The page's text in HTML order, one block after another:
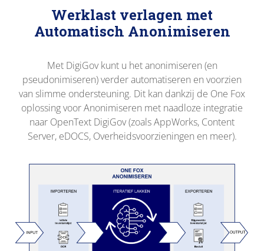
Werklast verlagen met
Automatisch Anonimiseren
Met DigiGov kunt u het anonimiseren (en
pseudonimiseren) verder automatiseren en voorzien
van slimme ondersteuning. Dit kan dankzij de One Fox
oplossing voor Anonimiseren met naadloze integratie
naar OpenText DigiGov (zoals AppWorks, Content
Server, eDOCS, Overheidsvoorzieningen en meer).